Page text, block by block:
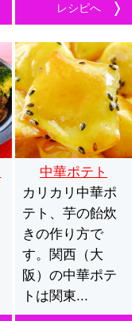
レシピへ
中華ポテト
カリカリ中華ポ
テト、芋の飴炊
きの作り方で
す。関西（大
阪）の中華ポテ
トは関東...